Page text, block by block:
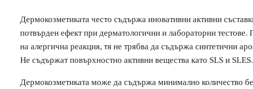
Дермокозметиката често съдържа иновативни активни
потвърден ефект при дерматологични и лабораторни тестове.
на алергична реакция, тя не трябва да съдържа синтетични
Не съдържат повърхностно активни вещества като SLS и
Дермокозметиката може да съдържа минимално количество